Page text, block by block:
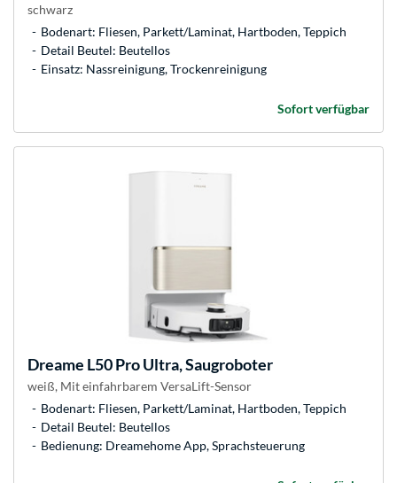
schwarz
Bodenart: Fliesen, Parkett/Laminat, Hartboden, Teppich
Detail Beutel: Beutellos
Einsatz: Nassreinigung, Trockenreinigung
Sofort verfügbar
Dreame L50 Pro Ultra, Saugroboter
weiß, Mit einfahrbarem VersaLift-Sensor
Bodenart: Fliesen, Parkett/Laminat, Hartboden, Teppich
Detail Beutel: Beutellos
Bedienung: Dreamehome App, Sprachsteuerung